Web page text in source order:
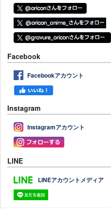
Facebook
Facebookアカウント
Instagram
Instagramアカウント
LINE
LINEアカウントメディア